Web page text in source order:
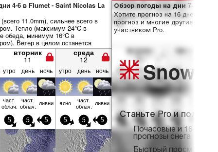
4-6 в Flumet - Saint Nicolas La
11.0mm), сильнее всего в
Тепло (максимум 24°C в
обеда, минимум 16°C в
Ветер в целом останется
вторник
11
среда
12
утро день ночь утро день ночь
част.
облач.
част.
облач. ливни ясно част.
облач. ливни
5 5 5 5 5 5
Обзор погоды на дни 7–16:
Хотите прогноз на 16 дней?
прогноз и многие другие
участником Pro.
Snow
Станьте Pro и
Почасовые и 16-
прогнозы снега
Быстрый просмотр